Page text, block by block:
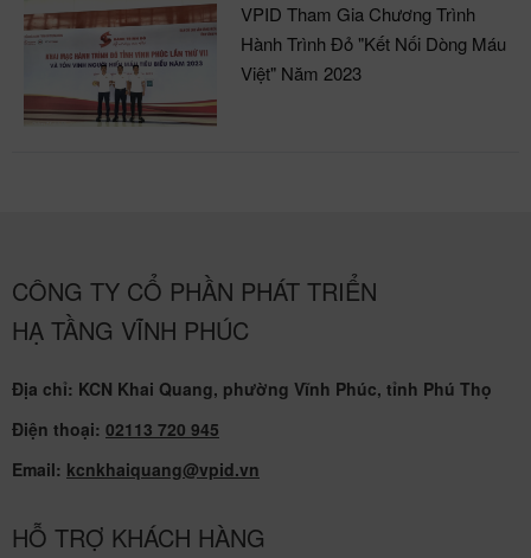
VPID Tham Gia Chương Trình
Hành Trình Đỏ "Kết Nối Dòng Máu
Việt" Năm 2023
CÔNG TY CỔ PHẦN PHÁT TRIỂN
HẠ TẦNG VĨNH PHÚC
Địa chỉ: KCN Khai Quang, phường Vĩnh Phúc, tỉnh Phú Thọ
Điện thoại: 02113 720 945
Email: kcnkhaiquang@vpid.vn
HỖ TRỢ KHÁCH HÀNG